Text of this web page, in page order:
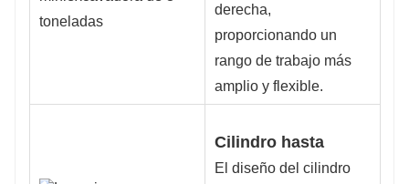
derecha,
proporcionando un
rango de trabajo más
amplio y flexible.
Cilindro hasta
El diseño del cilindro